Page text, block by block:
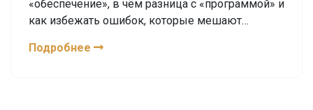
«обеспечение», в чём разница с «программой» и
как избежать ошибок, которые мешают
Подробнее